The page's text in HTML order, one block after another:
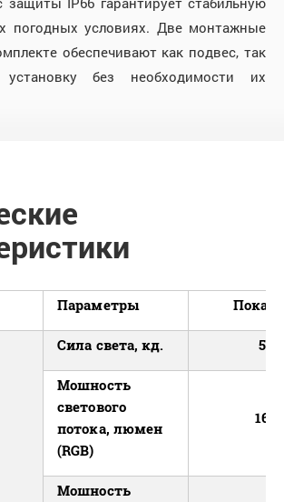
погодных условиях. Две монтажные
обеспечивают как подвес, так
без необходимости их
Параметры
Сила света, кд. 5
Мошность
светового
потока, люмен
(RGB)
16
Мошность